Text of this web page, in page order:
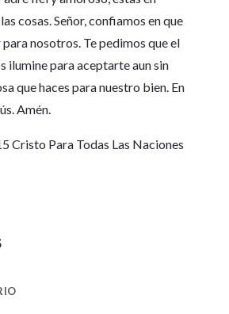
cosas. Señor, confiamos en que
nosotros. Te pedimos que el
ilumine para aceptarte aun sin
que haces para nuestro bien. En
Amén.
Cristo Para Todas Las Naciones